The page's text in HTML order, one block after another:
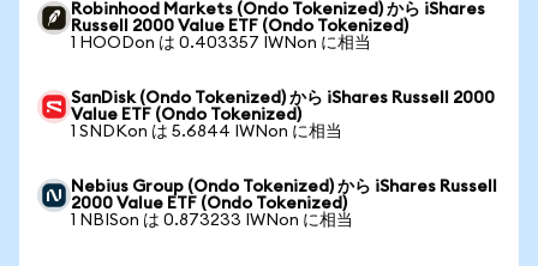
Robinhood Markets (Ondo Tokenized) から iShares
Russell 2000 Value ETF (Ondo Tokenized)
1 HOODon は 0.403357 IWNon に相当
SanDisk (Ondo Tokenized) から iShares Russell 2000
Value ETF (Ondo Tokenized)
1 SNDKon は 5.6844 IWNon に相当
Nebius Group (Ondo Tokenized) から iShares Russell
2000 Value ETF (Ondo Tokenized)
1 NBISon は 0.873233 IWNon に相当